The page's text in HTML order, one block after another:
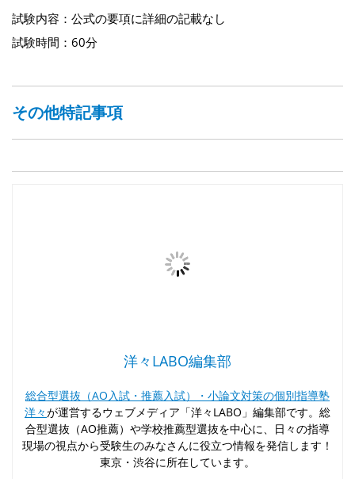
試験内容：公式の要項に詳細の記載なし
試験時間：60分
その他特記事項
洋々LABO編集部
総合型選抜（AO入試・推薦入試）・小論文対策の個別指導塾
洋々が運営するウェブメディア「洋々LABO」編集部です。総
合型選抜（AO推薦）や学校推薦型選抜を中心に、日々の指導
現場の視点から受験生のみなさんに役立つ情報を発信します！
東京・渋谷に所在しています。